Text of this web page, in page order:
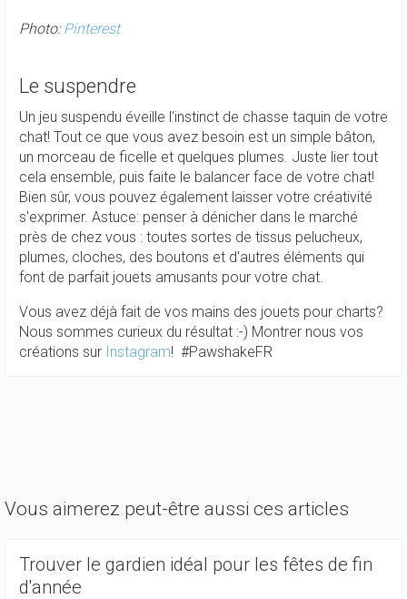
Photo:Pinterest
Le suspendre
Un jeu suspendu éveille l'instinct de chasse taquin de votre
chat! Tout ce que vous avez besoin est un simple bâton,
un morceau de ficelle et quelques plumes. Juste lier tout
cela ensemble, puis faite le balancer face de votre chat!
Bien sûr, vous pouvez également laisser votre créativité
s'exprimer. Astuce: penser à dénicher dans le marché
près de chez vous : toutes sortes de tissus pelucheux,
plumes, cloches, des boutons et d'autres éléments qui
font de parfait jouets amusants pour votre chat.
Vous avez déjà fait de vos mains des jouets pour charts?
Nous sommes curieux du résultat :-) Montrer nous vos
créations sur Instagram! #PawshakeFR
Vous aimerez peut-être aussi ces articles
Trouver le gardien idéal pour les fêtes de fin
d'année